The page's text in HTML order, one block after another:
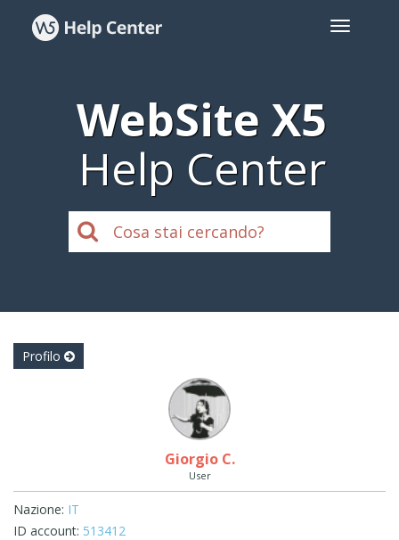
WebSite X5
Help Center
Profilo
Giorgio C.
User
Nazione: IT
ID account: 513412